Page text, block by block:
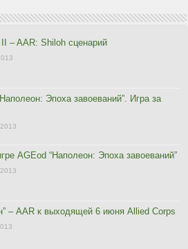
– AAR: Shiloh сценарий
Эпоха завоеваний”. Игра за
AGEod “Наполеон: Эпоха завоеваний”
– AAR к выходящей 6 июня Allied Corps